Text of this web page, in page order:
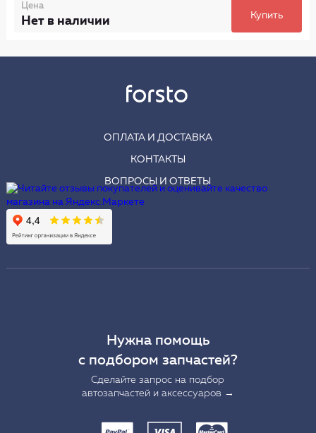
Цена
Нет в наличии Купить
ОПЛАТА И ДОСТАВКА
КОНТАКТЫ
ВОПРОСЫ И ОТВЕТЫ
Нужна помощь
с подбором запчастей?
Сделайте запрос на подбор
автозапчастей и аксессуаров →